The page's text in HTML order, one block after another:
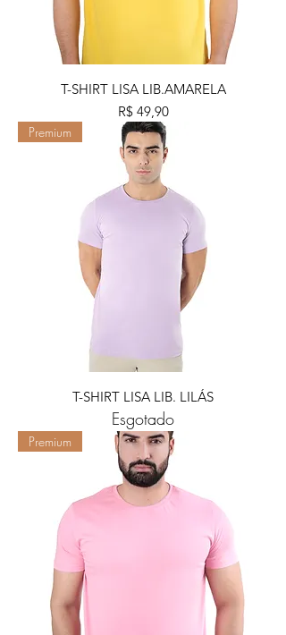
T-SHIRT LISA LIB.AMARELA
Preço
R$ 49,90
Premium
T-SHIRT LISA LIB. LILÁS
Esgotado
Premium